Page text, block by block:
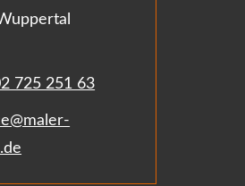
725 251 63